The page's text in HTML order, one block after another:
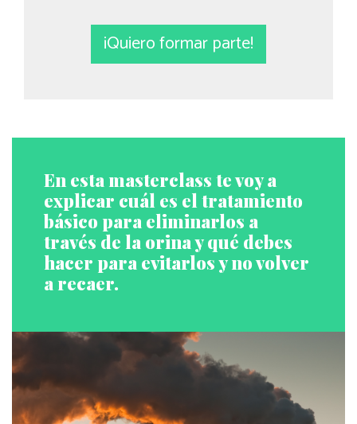
¡Quiero formar parte!
En esta masterclass te voy a
explicar cuál es el tratamiento
básico para eliminarlos a
través de la orina y qué debes
hacer para evitarlos y no volver
a recaer.